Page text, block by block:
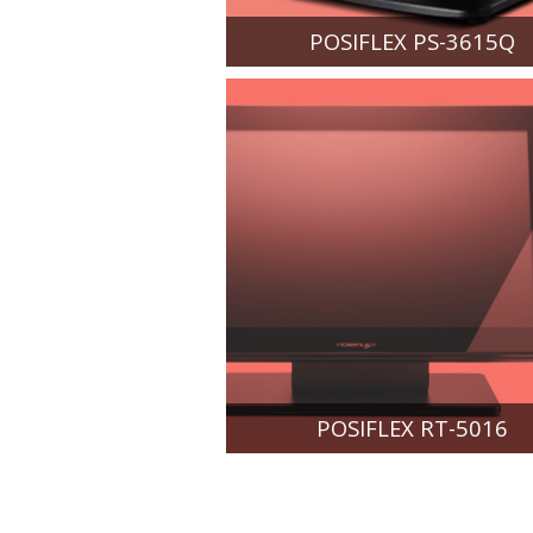
POSIFLEX PS-3615Q
POSIFLEX RT-5016